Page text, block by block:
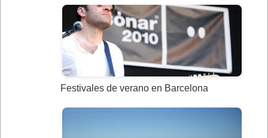
Festivales de verano en Barcelona